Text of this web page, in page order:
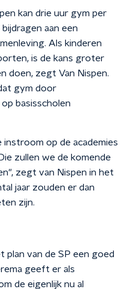
kan drie uur gym per
aan een
Als kinderen
is de kans groter
doen, zegt Van Nispen.
gym door
basisscholen
op de academies
zullen we de komende
zegt van Nispen in het
jaar zouden er dan
zijn.
plan van de SP een goed
geeft er als
de eigenlijk nu al